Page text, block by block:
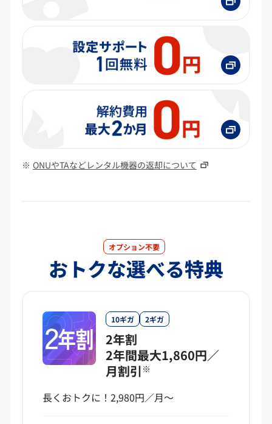
ONUやTAなどレンタル機器の返却について
オプション不要
おトクな選べる特典
10ギガ 2ギガ
2年割
2年間最大1,860円／
月割引 ※
長くおトクに！2,980円／月～